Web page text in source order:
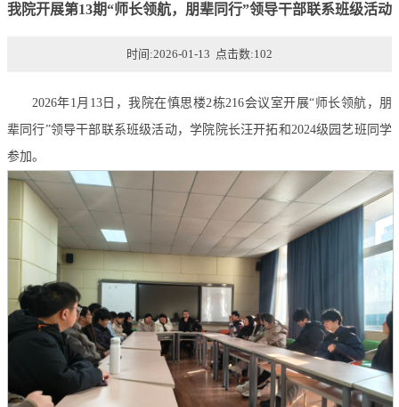
我院开展第13期“师长领航，朋辈同行”领导干部联系班级活动
时间:2026-01-13 点击数:102
2026年1月13日，我院在慎思楼2栋216会议室开展“师长领航，朋
辈同行”领导干部联系班级活动，学院院长汪开拓和2024级园艺班同学
参加。